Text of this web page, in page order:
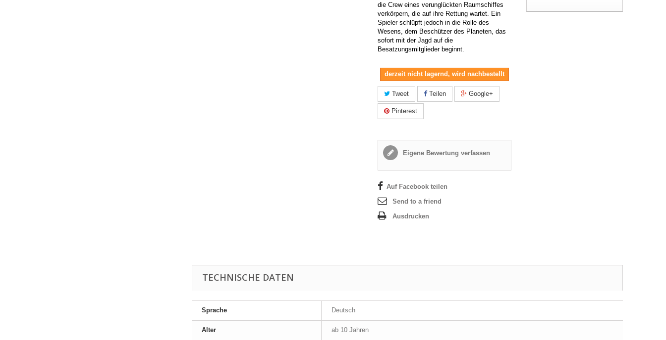
die Crew eines verunglückten Raumschiffes
verkörpern, die auf ihre Rettung wartet. Ein
Spieler schlüpft jedoch in die Rolle des
Wesens, dem Beschützer des Planeten, das
sofort mit der Jagd auf die
Besatzungsmitglieder beginnt.
derzeit nicht lagernd, wird nachbestellt
Tweet Teilen Google+
Pinterest
Eigene Bewertung verfassen
Auf Facebook teilen
Send to a friend
Ausdrucken
TECHNISCHE DATEN
Sprache Deutsch
Alter ab 10 Jahren